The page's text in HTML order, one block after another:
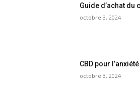
Guide d’achat du
octobre 3, 2024
CBD pour
octobre 3, 2024